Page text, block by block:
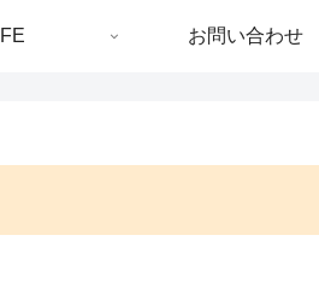
お問い合わせ